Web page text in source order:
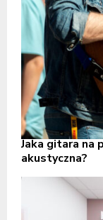
Jaka gitara na
akustyczna?